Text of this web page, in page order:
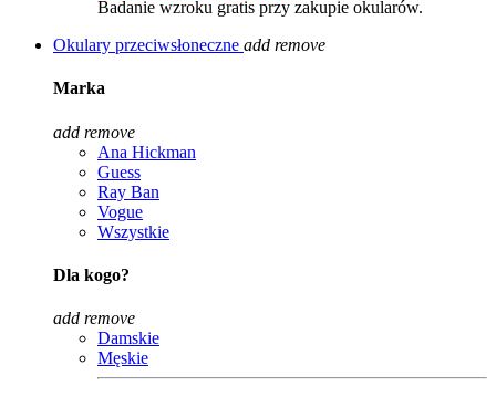
Badanie wzroku gratis przy zakupie okularów.
Okulary przeciwsłoneczne add remove
Marka
add remove
Ana Hickman
Guess
Ray Ban
Vogue
Wszystkie
Dla kogo?
add remove
Damskie
Męskie